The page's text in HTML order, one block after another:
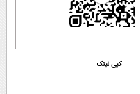
کپی لینک